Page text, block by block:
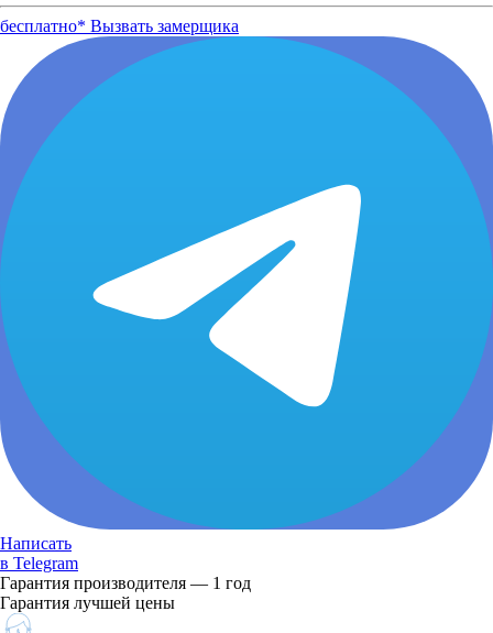
бесплатно* Вызвать замерщика
Написать
в Telegram
Гарантия производителя — 1 год
Гарантия лучшей цены